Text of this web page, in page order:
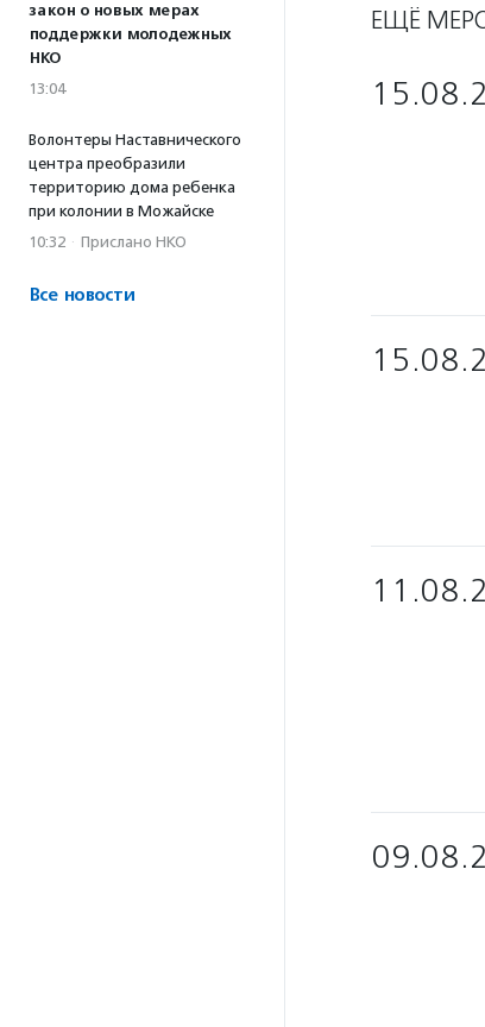
закон о новых мерах
поддержки молодежных
НКО
13:04
Волонтеры Наставнического
центра преобразили
территорию дома ребенка
при колонии в Можайске
10:32 · Прислано НКО
Все новости
ЕЩЁ